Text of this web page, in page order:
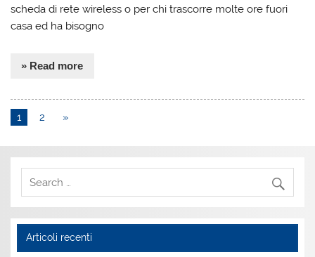
scheda di rete wireless o per chi trascorre molte ore fuori
casa ed ha bisogno
» Read more
1 2 »
Articoli recenti